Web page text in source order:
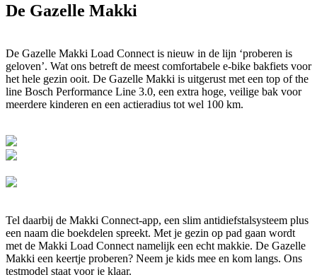
De Gazelle Makki
De Gazelle Makki Load Connect is nieuw in de lijn ‘proberen is
geloven’. Wat ons betreft de meest comfortabele e-bike bakfiets voor
het hele gezin ooit. De Gazelle Makki is uitgerust met een top of the
line Bosch Performance Line 3.0, een extra hoge, veilige bak voor
meerdere kinderen en een actieradius tot wel 100 km.
Tel daarbij de Makki Connect-app, een slim antidiefstalsysteem plus
een naam die boekdelen spreekt. Met je gezin op pad gaan wordt
met de Makki Load Connect namelijk een echt makkie. De Gazelle
Makki een keertje proberen? Neem je kids mee en kom langs. Ons
testmodel staat voor je klaar.